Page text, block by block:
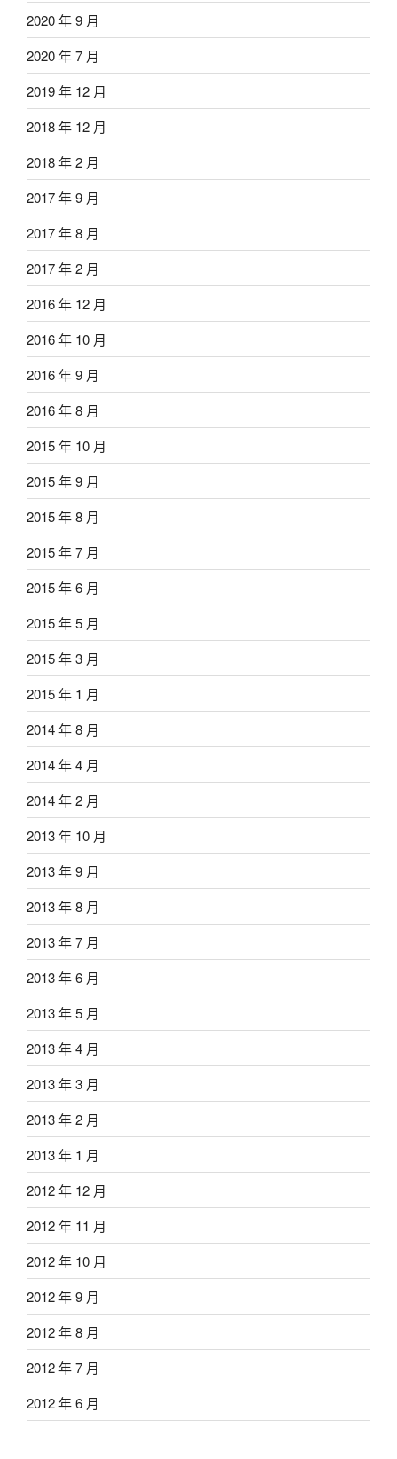
2020 年 9 月
2020 年 7 月
2019 年 12 月
2018 年 12 月
2018 年 2 月
2017 年 9 月
2017 年 8 月
2017 年 2 月
2016 年 12 月
2016 年 10 月
2016 年 9 月
2016 年 8 月
2015 年 10 月
2015 年 9 月
2015 年 8 月
2015 年 7 月
2015 年 6 月
2015 年 5 月
2015 年 3 月
2015 年 1 月
2014 年 8 月
2014 年 4 月
2014 年 2 月
2013 年 10 月
2013 年 9 月
2013 年 8 月
2013 年 7 月
2013 年 6 月
2013 年 5 月
2013 年 4 月
2013 年 3 月
2013 年 2 月
2013 年 1 月
2012 年 12 月
2012 年 11 月
2012 年 10 月
2012 年 9 月
2012 年 8 月
2012 年 7 月
2012 年 6 月